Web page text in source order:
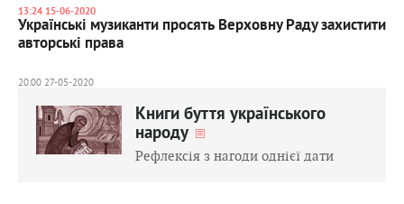
13:24 15-06-2020
Українські музиканти просять Верховну Раду захистити
авторські права
20:00 27-05-2020
Книги буття українського
народу
Рефлексія з нагоди однієї дати